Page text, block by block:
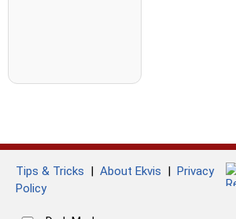
Tips & Tricks | About Ekvis | Privacy
Policy